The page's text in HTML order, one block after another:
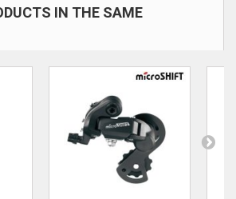
IN THE SAME